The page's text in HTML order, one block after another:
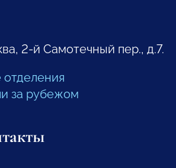
2-й Самотечный пер., д.7.
за рубежом